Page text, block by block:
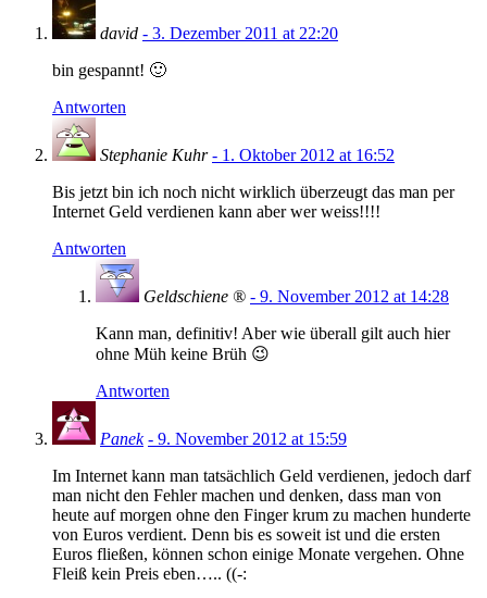
david - 3. Dezember 2011 at 22:20
bin gespannt! 🙂
Antworten
Stephanie Kuhr - 1. Oktober 2012 at 16:52
Bis jetzt bin ich noch nicht wirklich überzeugt das man per
Internet Geld verdienen kann aber wer weiss!!!!
Antworten
Geldschiene ® - 9. November 2012 at 14:28
Kann man, definitiv! Aber wie überall gilt auch hier
ohne Müh keine Brüh 😉
Antworten
Panek - 9. November 2012 at 15:59
Im Internet kann man tatsächlich Geld verdienen, jedoch darf
man nicht den Fehler machen und denken, dass man von
heute auf morgen ohne den Finger krum zu machen hunderte
von Euros verdient. Denn bis es soweit ist und die ersten
Euros fließen, können schon einige Monate vergehen. Ohne
Fleiß kein Preis eben….. ((-: